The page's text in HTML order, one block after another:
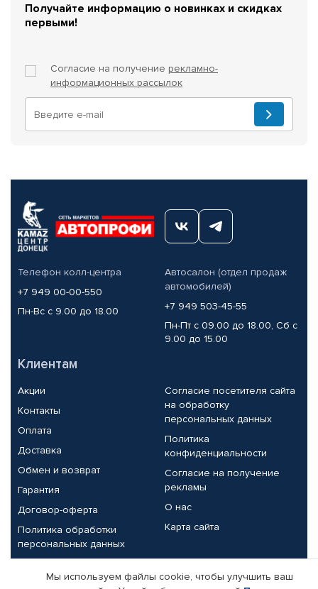
Получайте информацию о новинках и скидках
первыми!
Согласие на получение рекламно-
информационных рассылок
Телефон колл-центра
+7 949 00-00-550
Пн-Вс с 9.00 до 18.00
Автосалон (отдел продаж
автомобилей)
+7 949 503-45-55
Пн-Пт с 09.00 до 18.00, Сб с
9.00 до 15.00
Клиентам
Акции
Контакты
Оплата
Доставка
Обмен и возврат
Гарантия
Договор-оферта
Политика обработки
персональных данных
Согласие посетителя сайта
на обработку
персональных данных
Политика
конфиденциальности
Согласие на получение
рекламы
О нас
Карта сайта
Партнерам
Мы используем файлы cookie, чтобы улучшить ваш